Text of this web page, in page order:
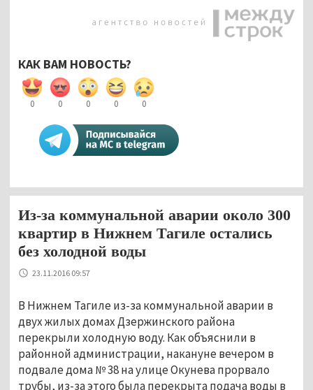
КАК ВАМ НОВОСТЬ?
0 0 0 0 0
Из-за коммунальной аварии около 300
квартир в Нижнем Тагиле остались
без холодной воды
23.11.2016 09:57
В Нижнем Тагиле из-за коммунальной аварии в
двух жилых домах Дзержинского района
перекрыли холодную воду. Как объяснили в
районной администрации, накануне вечером в
подвале дома № 38 на улице Окунева прорвало
трубы, из-за этого была перекрыта подача воды в